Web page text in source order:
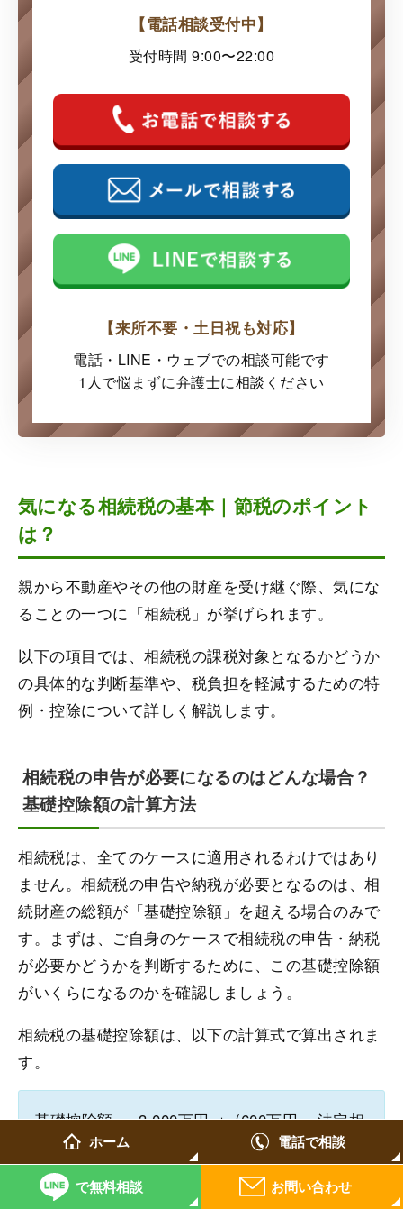
【電話相談受付中】
受付時間 9:00〜22:00
【来所不要・土日祝も対応】
電話・LINE・ウェブでの相談可能です
1人で悩まずに弁護士に相談ください
気になる相続税の基本｜節税のポイント
は？
親から不動産やその他の財産を受け継ぐ際、気にな
ることの一つに「相続税」が挙げられます。
以下の項目では、相続税の課税対象となるかどうか
の具体的な判断基準や、税負担を軽減するための特
例・控除について詳しく解説します。
相続税の申告が必要になるのはどんな場合？
基礎控除額の計算方法
相続税は、全てのケースに適用されるわけではあり
ません。相続税の申告や納税が必要となるのは、相
続財産の総額が「基礎控除額」を超える場合のみで
す。まずは、ご自身のケースで相続税の申告・納税
が必要かどうかを判断するために、この基礎控除額
がいくらになるのかを確認しましょう。
相続税の基礎控除額は、以下の計算式で算出されま
す。
基礎控除額 ＝ 3,000万円 ＋ (600万円 × 法定相
続人の数)ホーム 電話で相談
で無料相談 お問い合わせ